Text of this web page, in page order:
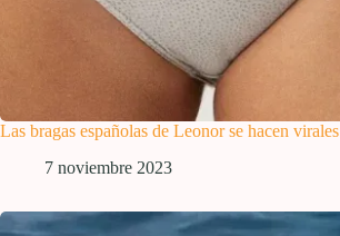
Las bragas españolas de Leonor se hacen virales
7 noviembre 2023